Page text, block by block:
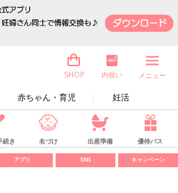
赤ちゃん・育児 妊活
SHOP 内祝い メニュー
続き 名づけ 出産準備 優待パス
アプリ SNS キャンペーン